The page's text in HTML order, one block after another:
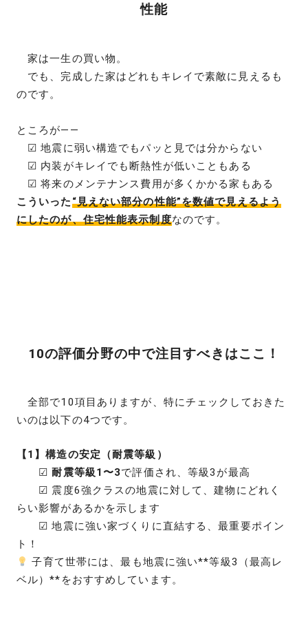
性能
家は一生の買い物。
でも、完成した家はどれもキレイで素敵に見えるも
のです。
ところが――
☑ 地震に弱い構造でもパッと見では分からない
☑ 内装がキレイでも断熱性が低いこともある
☑ 将来のメンテナンス費用が多くかかる家もある
こういった“見えない部分の性能”を数値で見えるよう
にしたのが、住宅性能表示制度なのです。
10の評価分野の中で注目すべきはここ！
全部で10項目ありますが、特にチェックしておきた
いのは以下の4つです。
【1】構造の安定（耐震等級）
☑耐震等級1〜3で評価され、等級3が最高
☑ 震度6強クラスの地震に対して、建物にどれく
らい影響があるかを示します
☑ 地震に強い家づくりに直結する、最重要ポイン
ト！
子育て世帯には、最も地震に強い**等級3（最高レ
ベル）**をおすすめしています。